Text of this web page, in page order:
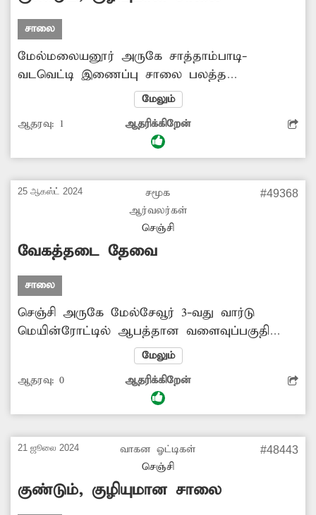
சாலை
மேல்மலையனூர் அருகே சாத்தாம்பாடி-
வடவெட்டி இணைப்பு சாலை பலத்த
சேதமடைந்து குண்டும், குழியுமாக
காட்சியளிக்கிறது. இதனால் வாகன ஓட்டிகள்
கடும் அவதியடைந்து வருகின்றனர். எனவே
சாலையை சீரமைக்க அதிகாரிகள் நடவடிக்கை
மேலும்
ஆதரவு: 1 ஆதரிக்கிறேன்
25 ஆகஸ்ட் 2024
சமூக
ஆர்வலர்கள்
செஞ்சி
#49368
வேகத்தடை தேவை
சாலை
செஞ்சி அருகே மேல்சேவூர் 3-வது வார்டு
மெயின்ரோட்டில் ஆபத்தான வளைவுப்பகுதி
உள்ளது. இந்த அந்த வழியாக வாகனங்கள்
வேகமாக செல்லும்போது விபத்துகள் ஏற்பட்டு
வருகிறது. எனவே வாகனத்தின் வேகத்தை
கட்டுப்படுத்தும் வகையில் அங்கு வேகத்தடை
மேலும்
ஆதரவு: 0 ஆதரிக்கிறேன்
21 ஜூலை 2024
வாகன ஓட்டிகள்
செஞ்சி
#48443
குண்டும், குழியுமான சாலை